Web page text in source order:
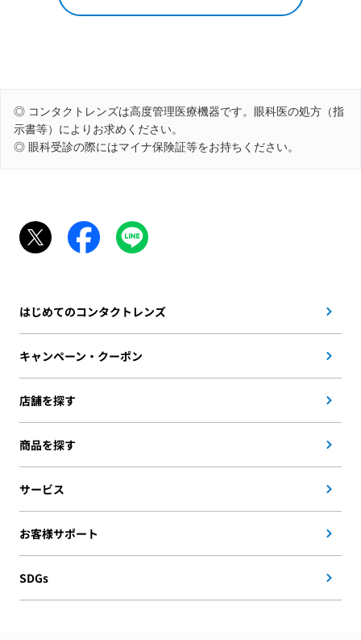
◎ コンタクトレンズは高度管理医療機器です。眼科医の処方（指
示書等）によりお求めください。
◎ 眼科受診の際にはマイナ保険証等をお持ちください。
はじめてのコンタクトレンズ
キャンペーン・クーポン
店舗を探す
商品を探す
サービス
お客様サポート
SDGs